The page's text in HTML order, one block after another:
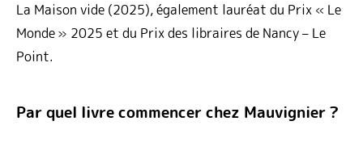
La Maison vide (2025), également lauréat du Prix « Le
Monde » 2025 et du Prix des libraires de Nancy – Le
Point.
Par quel livre commencer chez Mauvignier ?